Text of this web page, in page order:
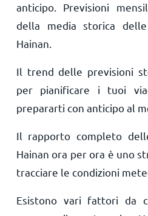
anticipo. Previsioni
della media storica
Hainan.
Il trend delle previsioni
per pianificare i tuoi
prepararti con anticipo al
Il rapporto completo
Hainan ora per ora è uno
tracciare le condizioni
Esistono vari fattori da